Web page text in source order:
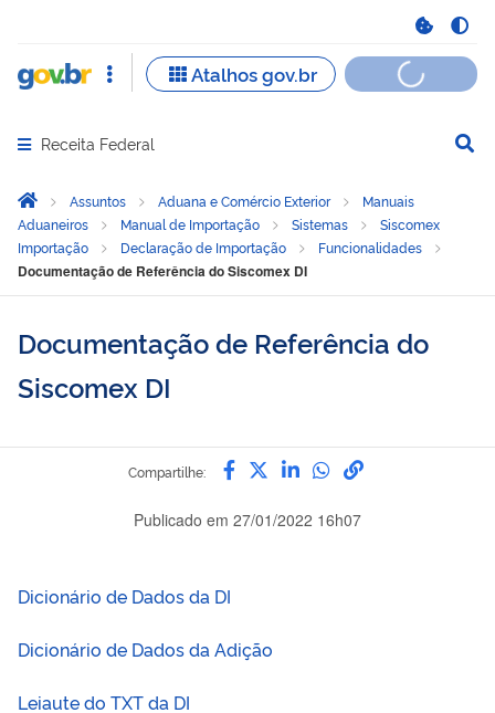
Abrir menu principal de navegação
Receita Federal
Você está aqui:
Página Inicial
Assuntos Aduana e Comércio Exterior
Manuais
Aduaneiros
Manual de Importação Sistemas
Siscomex
Importação
Declaração de Importação Funcionalidades
Documentação de Referência do Siscomex DI
Documentação de Referência do
Siscomex DI
Compartilhe: Compartilhe por Facebook
Compartilhe por Twitter
Compartilhe por
Compartilhe por
link para
Publicado em 27/01/2022 16h07
Dicionário de Dados da DI
Dicionário de Dados da Adição
Leiaute do TXT da DI